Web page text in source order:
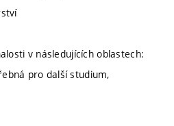
v následujících oblastech:
pro další studium,